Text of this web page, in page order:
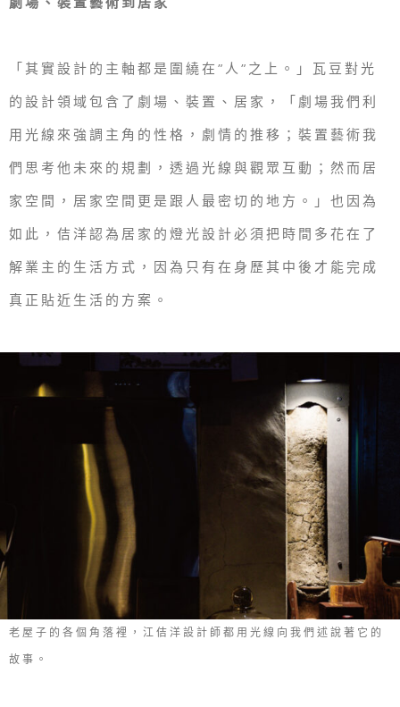
「其實設計的主軸都是圍繞在”人”之上。」瓦豆對光
的設計領域包含了劇場、裝置、居家，「劇場我們利
用光線來強調主角的性格，劇情的推移；裝置藝術我
們思考他未來的規劃，透過光線與觀眾互動；然而居
家空間，居家空間更是跟人最密切的地方。」也因為
如此，佶洋認為居家的燈光設計必須把時間多花在了
解業主的生活方式，因為只有在身歷其中後才能完成
真正貼近生活的方案。
老屋子的各個角落裡，江佶洋設計師都用光線向我們述說著它的
故事。